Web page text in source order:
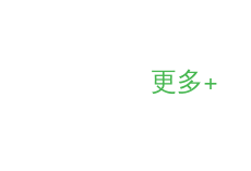
更多+